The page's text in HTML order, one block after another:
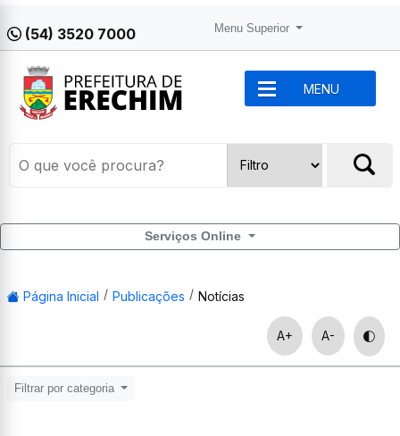
(54) 3520 7000 Menu Superior
MENU
Serviços Online
Página Inicial Publicações Notícias
A+ A-
Filtrar por categoria